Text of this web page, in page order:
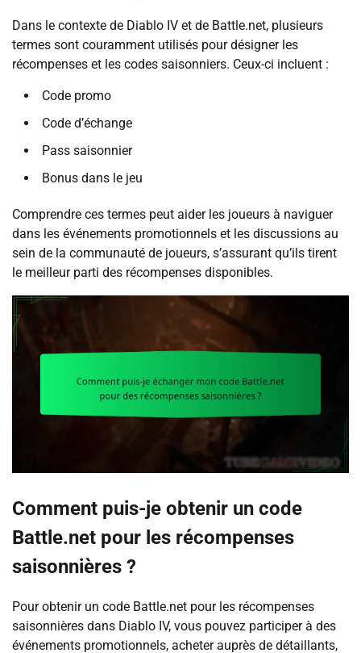
Dans le contexte de Diablo IV et de Battle.net, plusieurs
termes sont couramment utilisés pour désigner les
récompenses et les codes saisonniers. Ceux-ci incluent :
Code promo
Code d’échange
Pass saisonnier
Bonus dans le jeu
Comprendre ces termes peut aider les joueurs à naviguer
dans les événements promotionnels et les discussions au
sein de la communauté de joueurs, s’assurant qu’ils tirent
le meilleur parti des récompenses disponibles.
Comment puis-je obtenir un code
Battle.net pour les récompenses
saisonnières ?
Pour obtenir un code Battle.net pour les récompenses
saisonnières dans Diablo IV, vous pouvez participer à des
événements promotionnels, acheter auprès de détaillants,